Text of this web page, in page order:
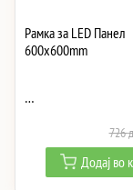
Рамка за LED Панел
600x600mm
…
726
Додај во